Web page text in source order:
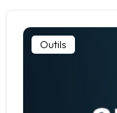
Outils